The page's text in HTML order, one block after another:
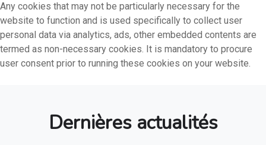
Any cookies that may not be particularly necessary for the
website to function and is used specifically to collect user
personal data via analytics, ads, other embedded contents are
termed as non-necessary cookies. It is mandatory to procure
user consent prior to running these cookies on your website.
Dernières actualités